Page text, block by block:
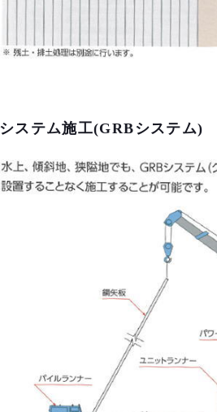
システム施工(GRBシステム)